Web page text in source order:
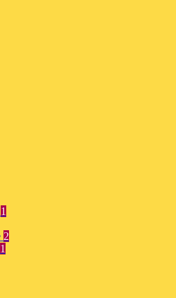
1
2
1